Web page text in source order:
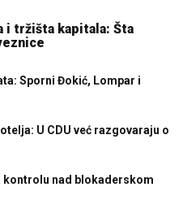
i tržišta kapitala: Šta
Sporni Đokić, Lompar i
U CDU već razgovaraju o
kontrolu nad blokaderskom